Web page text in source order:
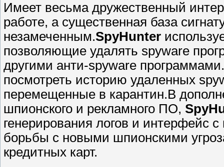
Имеет весьма дружественный
работе, а существенная база
незамеченным.SpyHunter
позволяющие удалять spyware
другими анти-spyware
посмотреть историю удаленных
перемещенные в карантин.В
шпионского и рекламного ПО,
генерирования логов и интерфейс
борьбы с новыми шпионскими
кредитных карт.